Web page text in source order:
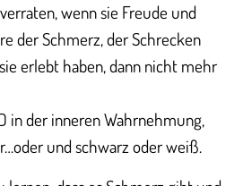
wenn sie Freude und
der Schmerz, der Schrecken
erlebt haben, dann nicht mehr
in der inneren Wahrnehmung,
und schwarz oder weiß.